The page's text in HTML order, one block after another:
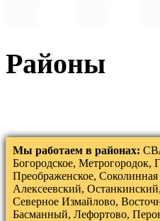
Районы
Мы работаем в районах:
Богородское, Метрогородок,
Преображенское,
Алексеевский,
Северное Измайлово,
Басманный, Лефортово,